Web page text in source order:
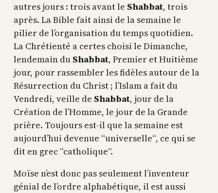
autres jours : trois avant le Shabbat, trois
après. La Bible fait ainsi de la semaine le
pilier de l’organisation du temps quotidien.
La Chrétienté a certes choisi le Dimanche,
lendemain du Shabbat, Premier et Huitième
jour, pour rassembler les fidèles autour de la
Résurrection du Christ ; l’Islam a fait du
Vendredi, veille de Shabbat, jour de la
Création de l’Homme, le jour de la Grande
prière. Toujours est-il que la semaine est
aujourd’hui devenue “universelle“, ce qui se
dit en grec “catholique”.
Moïse n’est donc pas seulement l’inventeur
génial de l’ordre alphabétique, il est aussi